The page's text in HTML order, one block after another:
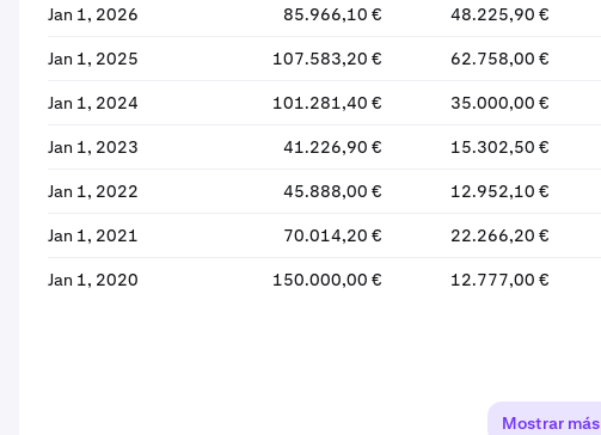
Jan 1, 2026
85.966,10 € 48.225,90 €
Jan 1, 2025 107.583,20 € 62.758,00 €
Jan 1, 2024 101.281,40 € 35.000,00 €
Jan 1, 2023 41.226,90 € 15.302,50 €
Jan 1, 2022 45.888,00 € 12.952,10 €
Jan 1, 2021 70.014,20 € 22.266,20 €
Jan 1, 2020 150.000,00 € 12.777,00 €
Mostrar más